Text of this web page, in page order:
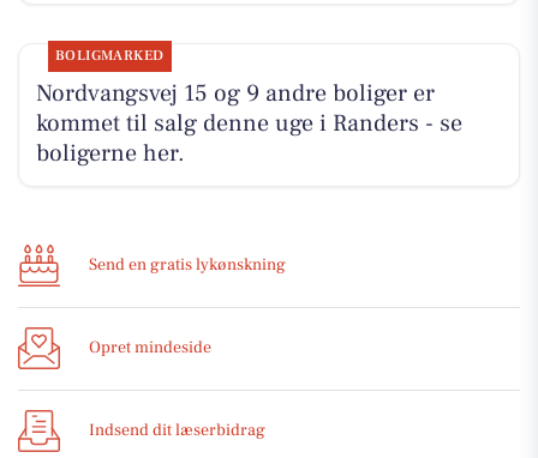
BOLIGMARKED
Nordvangsvej 15 og 9 andre boliger er
kommet til salg denne uge i Randers - se
boligerne her.
Send en gratis lykønskning
Opret mindeside
Indsend dit læserbidrag